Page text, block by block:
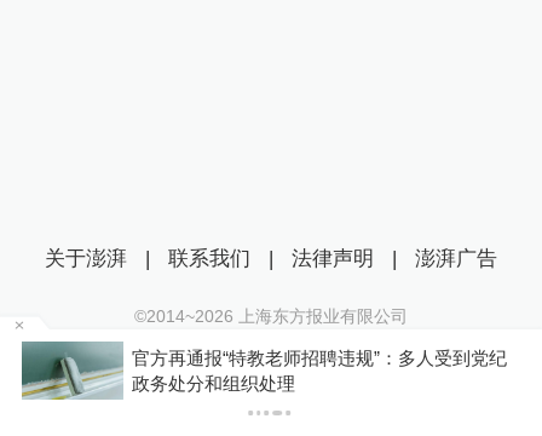
党纪
【社论】对“啃小”网络乱象坚决说不
关于澎湃 | 联系我们 | 法律声明 | 澎湃广告
©2014~2026 上海东方报业有限公司
沪ICP证：沪B2-20170116 | 沪ICP备14003370号
互联网新闻信息服务许可证：31120170006
沪公网安备 31010602000299号